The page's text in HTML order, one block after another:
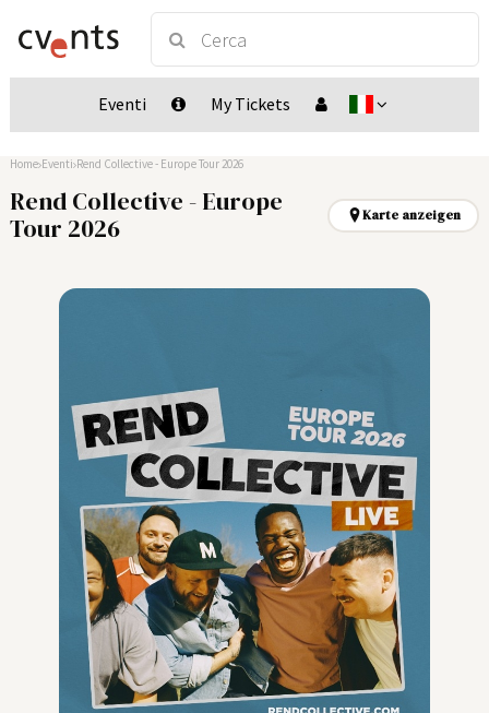
Eventi My Tickets
Home Eventi Rend Collective - Europe Tour 2026
Rend Collective - Europe
Tour 2026
Karte anzeigen